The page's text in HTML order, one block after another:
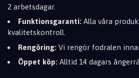
2 arbetsdagar.
Funktionsgaranti: Alla våra
kvalitetskontroll.
Rengöring: Vi rengör fodralen
Öppet köp: Alltid 14 dagars